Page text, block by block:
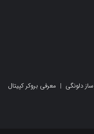
دلونگی | معرفی بروکر کپیتال